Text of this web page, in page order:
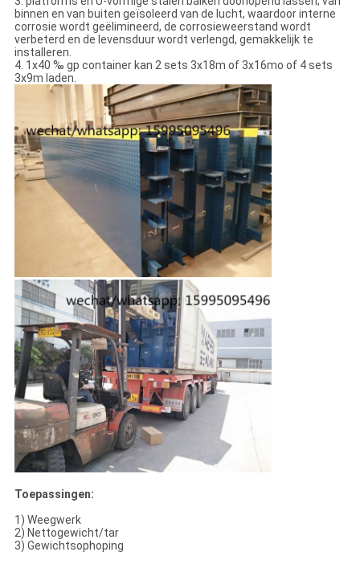
binnen en van buiten geïsoleerd van de lucht, waardoor interne
corrosie wordt geëlimineerd, de corrosieweerstand wordt
verbeterd en de levensduur wordt verlengd, gemakkelijk te
installeren.
4. 1x40 ‰ gp container kan 2 sets 3x18m of 3x16mo of 4 sets
3x9m laden.
Toepassingen:
1) Weegwerk
2) Nettogewicht/tar
3) Gewichtsophoping